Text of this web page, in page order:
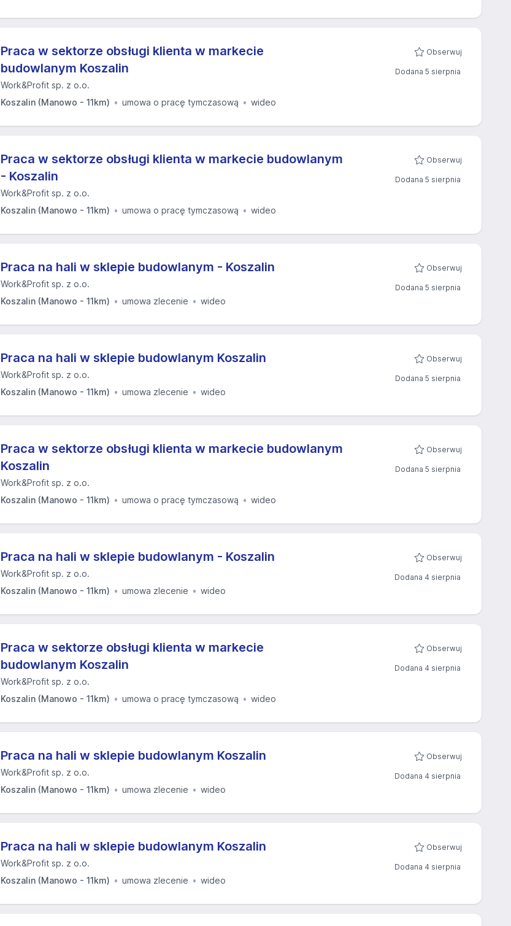
Praca w sektorze obsługi klienta w markecie
budowlanym Koszalin
Work&Profit sp. z o.o.
Koszalin (Manowo - 11km)
umowa o pracę tymczasową wideo
Obserwuj
Dodana 5 sierpnia
Praca w sektorze obsługi klienta w markecie budowlanym
- Koszalin
Work&Profit sp. z o.o.
Koszalin (Manowo - 11km)
umowa o pracę tymczasową wideo
Obserwuj
Dodana 5 sierpnia
Praca na hali w sklepie budowlanym - Koszalin
Work&Profit sp. z o.o.
Koszalin (Manowo - 11km)
umowa zlecenie wideo
Obserwuj
Dodana 5 sierpnia
Praca na hali w sklepie budowlanym Koszalin
Work&Profit sp. z o.o.
Koszalin (Manowo - 11km)
umowa zlecenie wideo
Obserwuj
Dodana 5 sierpnia
Praca w sektorze obsługi klienta w markecie budowlanym
Koszalin
Work&Profit sp. z o.o.
Koszalin (Manowo - 11km)
umowa o pracę tymczasową wideo
Obserwuj
Dodana 5 sierpnia
Praca na hali w sklepie budowlanym - Koszalin
Work&Profit sp. z o.o.
Koszalin (Manowo - 11km)
umowa zlecenie wideo
Obserwuj
Dodana 4 sierpnia
Praca w sektorze obsługi klienta w markecie
budowlanym Koszalin
Work&Profit sp. z o.o.
Koszalin (Manowo - 11km)
umowa o pracę tymczasową wideo
Obserwuj
Dodana 4 sierpnia
Praca na hali w sklepie budowlanym Koszalin
Work&Profit sp. z o.o.
Koszalin (Manowo - 11km)
umowa zlecenie wideo
Obserwuj
Dodana 4 sierpnia
Praca na hali w sklepie budowlanym Koszalin
Work&Profit sp. z o.o.
Koszalin (Manowo - 11km)
umowa zlecenie wideo
Obserwuj
Dodana 4 sierpnia